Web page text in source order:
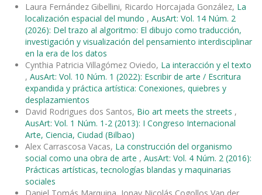
Laura Fernández Gibellini, Ricardo Horcajada González, La
localización espacial del mundo , AusArt: Vol. 14 Núm. 2
(2026): Del trazo al algoritmo: El dibujo como traducción,
investigación y visualización del pensamiento interdisciplinar
en la era de los datos
Cynthia Patricia Villagómez Oviedo, La interacción y el texto
, AusArt: Vol. 10 Núm. 1 (2022): Escribir de arte / Escritura
expandida y práctica artística: Conexiones, quiebres y
desplazamientos
David Rodrigues dos Santos, Bio art meets the streets ,
AusArt: Vol. 1 Núm. 1-2 (2013): I Congreso Internacional
Arte, Ciencia, Ciudad (Bilbao)
Alex Carrascosa Vacas, La construcción del organismo
social como una obra de arte , AusArt: Vol. 4 Núm. 2 (2016):
Prácticas artísticas, tecnologías blandas y maquinarias
sociales